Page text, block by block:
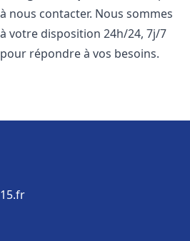
à nous contacter. Nous sommes
à votre disposition 24h/24, 7j/7
pour répondre à vos besoins.